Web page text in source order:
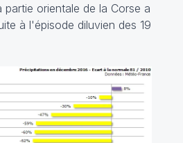
partie orientale de la Corse a
à l'épisode diluvien des 19